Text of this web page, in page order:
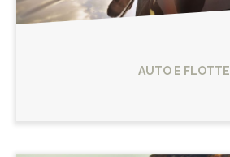
AUTO E FLOTTE